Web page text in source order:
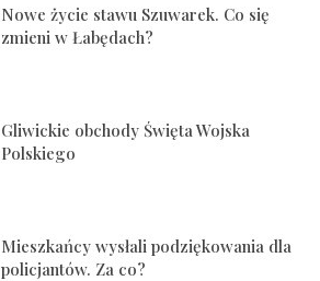
Nowe życie stawu Szuwarek. Co się
zmieni w Łabędach?
Gliwickie obchody Święta Wojska
Polskiego
Mieszkańcy wysłali podziękowania dla
policjantów. Za co?